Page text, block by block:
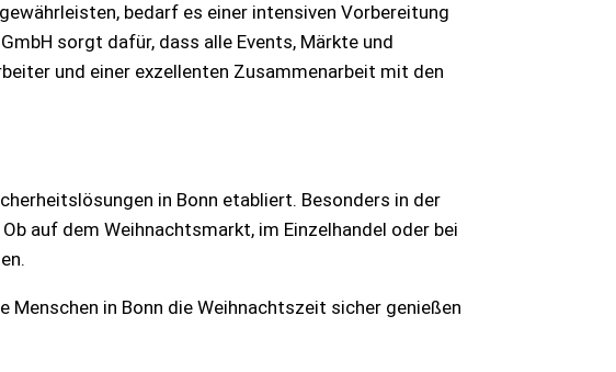
bedarf es einer intensiven Vorbereitung
sorgt dafür, dass alle Events, Märkte und
und einer exzellenten Zusammenarbeit mit den
in Bonn etabliert. Besonders in der
auf dem Weihnachtsmarkt, im Einzelhandel oder bei
in Bonn die Weihnachtszeit sicher genießen